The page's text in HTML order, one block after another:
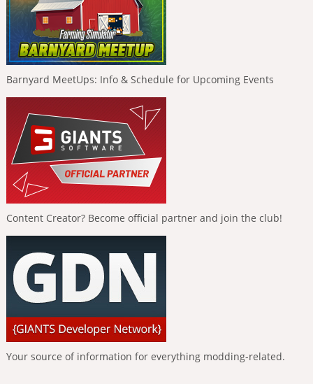
Barnyard MeetUps: Info & Schedule for Upcoming Events
Content Creator? Become official partner and join the club!
Your source of information for everything modding-related.